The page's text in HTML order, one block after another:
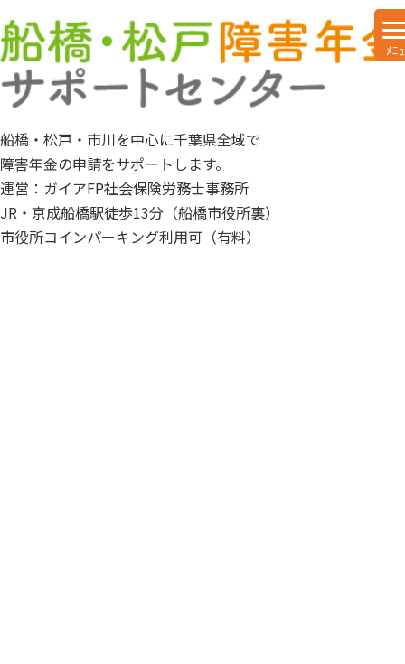
船橋・松戸・市川を中心に千葉県全域で
障害年金の申請をサポートします。
運営：ガイアFP社会保険労務士事務所
JR・京成船橋駅徒歩13分（船橋市役所裏）
市役所コインパーキング利用可（有料）